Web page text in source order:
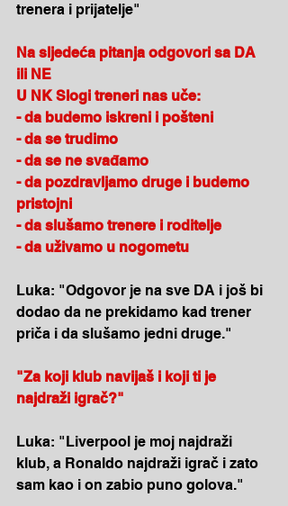
trenera i prijatelje"
Na sljedeća pitanja odgovori sa DA
ili NE
U NK Slogi treneri nas uče:
- da budemo iskreni i pošteni
- da se trudimo
- da se ne svađamo
- da pozdravljamo druge i budemo
pristojni
- da slušamo trenere i roditelje
- da uživamo u nogometu
Luka: "Odgovor je na sve DA i još bi
dodao da ne prekidamo kad trener
priča i da slušamo jedni druge."
"Za koji klub navijaš i koji ti je
najdraži igrač?"
Luka: "Liverpool je moj najdraži
klub, a Ronaldo najdraži igrač i zato
sam kao i on zabio puno golova."